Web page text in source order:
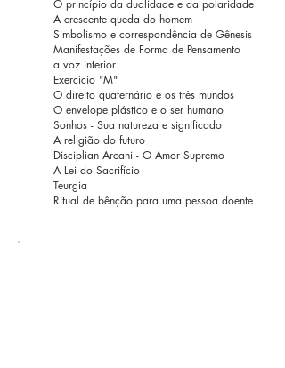
O princípio da dualidade e da polaridade
A crescente queda do homem
Simbolismo e correspondência de Gênesis
Manifestações de Forma de Pensamento
a voz interior
Exercício "M"
O direito quaternário e os três mundos
O envelope plástico e o ser humano
Sonhos - Sua natureza e significado
A religião do futuro
Disciplian Arcani - O Amor Supremo
A Lei do Sacrifício
Teurgia
Ritual de bênção para uma pessoa doente